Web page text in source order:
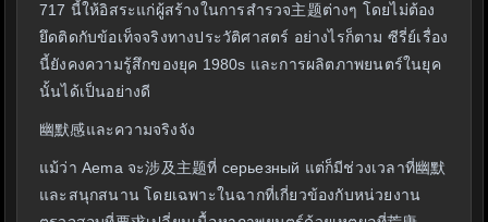
717 นี้ให้อิสระแก่ผู้สร้างในการสำรวจ主题ต่างๆ โดยไม่ต้อง
ยึดติดกับข้อเท็จจริงทางประวัติศาสตร์ อย่างไรก็ตาม ซีรี่ย์เรื่อง
นี้ยังคงความรู้สึกของยุค 1980s และการผลิตภาพยนตร์ในยุค
นั้นได้เป็นอย่างดี
幽默感และความจริงจัง
แม้ว่า Aema จะ涉及主题ที่ серьезный แต่ก็มีช่วงเวลาที่幽默
และสนุกสนาน โดยเฉพาะในฉากที่เกี่ยวข้องกับหน่วยงาน